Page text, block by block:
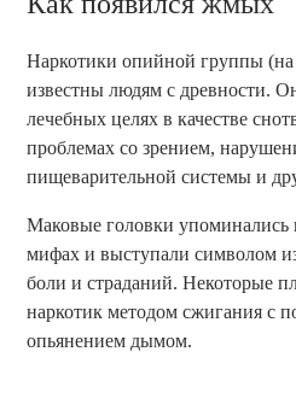
Наркотики опийной группы (на
известны людям с древности.
лечебных целях в качестве
проблемах со зрением,
пищеварительной системы и
Маковые головки упоминались
мифах и выступали символом
боли и страданий. Некоторые
наркотик методом сжигания с
опьянением дымом.